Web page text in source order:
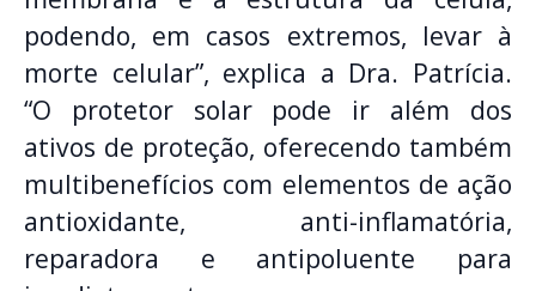
podendo, em casos extremos, levar à
morte celular”, explica a Dra. Patrícia.
“O protetor solar pode ir além dos
ativos de proteção, oferecendo também
multibenefícios com elementos de ação
antioxidante, anti-inflamatória,
reparadora e antipoluente para